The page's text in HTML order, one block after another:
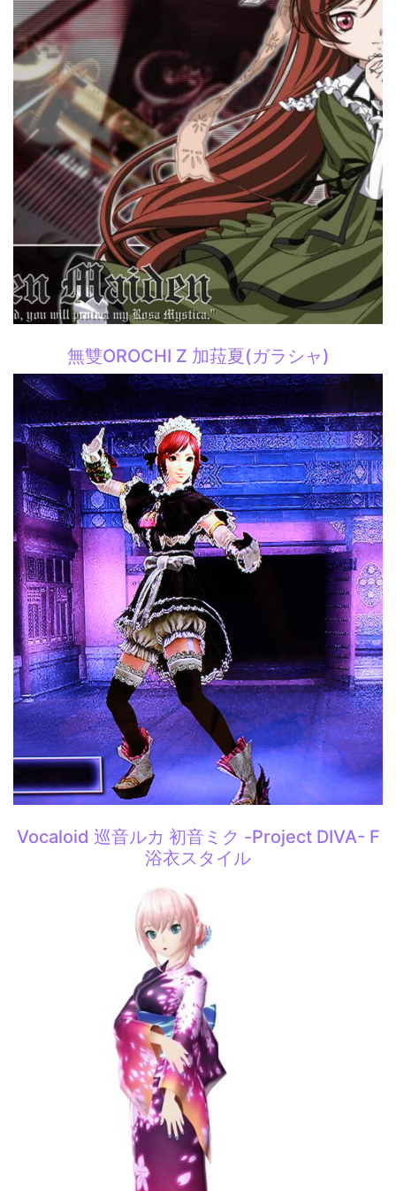
無雙OROCHI Z 加菈夏(ガラシャ)
Vocaloid 巡音ルカ 初音ミク -Project DIVA- F
浴衣スタイル